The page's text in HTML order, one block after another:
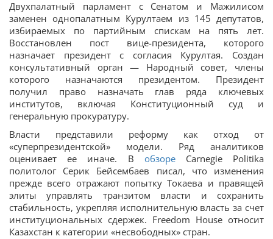
Двухпалатный парламент с Сенатом и Мажилисом
заменен однопалатным Курултаем из 145 депутатов,
избираемых по партийным спискам на пять лет.
Восстановлен пост вице-президента, которого
назначает президент с согласия Курултая. Создан
консультативный орган — Народный совет, члены
которого назначаются президентом. Президент
получил право назначать глав ряда ключевых
институтов, включая Конституционный суд и
генеральную прокуратуру.
Власти представили реформу как отход от
«суперпрезидентской» модели. Ряд аналитиков
оценивает ее иначе. В обзореCarnegie Politika
политолог Серик Бейсембаев писал, что изменения
прежде всего отражают попытку Токаева и правящей
элиты управлять транзитом власти и сохранить
стабильность, укрепляя исполнительную власть за счет
институциональных сдержек. Freedom House относит
Казахстан к категории «несвободных» стран.